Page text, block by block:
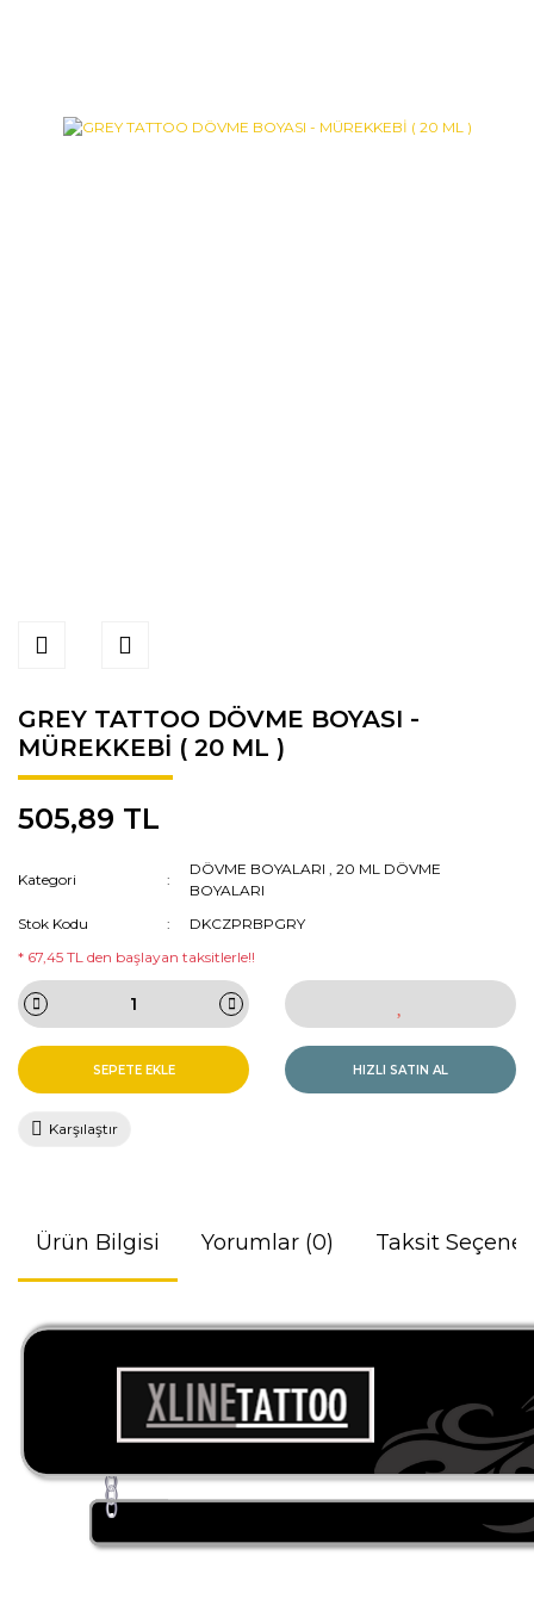
GREY TATTOO DÖVME BOYASI -
MÜREKKEBİ ( 20 ML )
505,89 TL
Kategori
DÖVME BOYALARI ,20 ML DÖVME
BOYALARI
Stok Kodu
DKCZPRBPGRY
* 67,45 TL den başlayan taksitlerle!!
SEPETE EKLE HIZLI SATIN AL
Karşılaştır
Ürün Bilgisi Yorumlar (0) Taksit